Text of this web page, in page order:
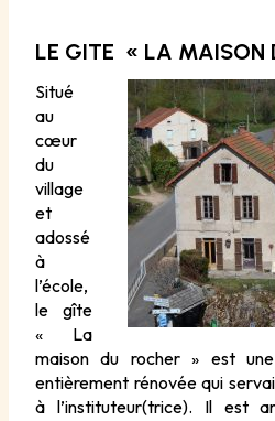
LE GITE « LA MAISON
Situé
au
cœur
du
village
et
adossé
à
l’école,
le gîte
« La
maison du rocher » est
entièrement rénovée qui
à l’instituteur(trice). Il est